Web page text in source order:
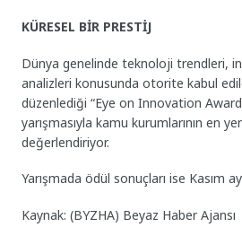
KÜRESEL BİR PRESTİJ
Dünya genelinde teknoloji trendleri,
analizleri konusunda otorite kabul
düzenlediği “Eye on Innovation
yarışmasıyla kamu kurumlarının en
değerlendiriyor.
Yarışmada ödül sonuçları ise Kasım
Kaynak: (BYZHA) Beyaz Haber Ajansı